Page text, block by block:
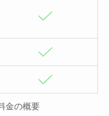
金の概要